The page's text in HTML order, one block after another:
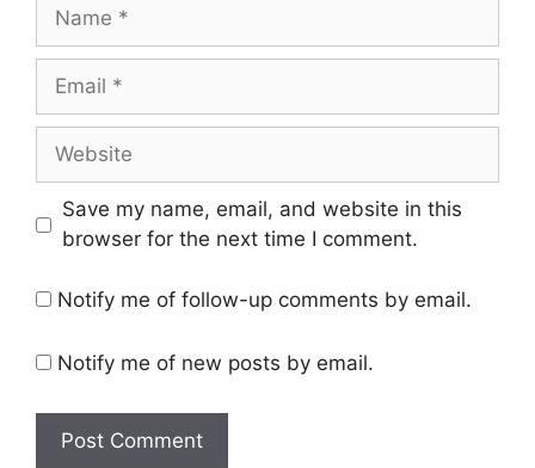
Email
Website
Save my name, email, and website in this
browser for the next time I comment.
Notify me of follow-up comments by email.
Notify me of new posts by email.